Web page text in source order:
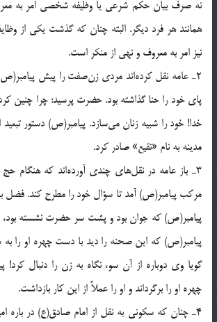
نه صرف بيان حکم شرعی يا وظيفه شخصی امر به
همانند هر فرد ديگر. البته چنان که گذشت يکی از
نيز امر به معروف و نهی از منکر است.
2ـ عامه نقل کرده‌اند مردی زن‌صفت را پيش
پای خود را حنا گذاشته بود. حضرت پرسيد: چرا چنين
خدا! خود را شبيه زنان می‌سازد. پيامبر(ص) دستور تبعيد
مدينه به نام «نقيع» صادر کرد.
3ـ باز عامه در نقل‌های چندی آورده‌اند که هنگام
مرکب پيامبر(ص) آمد تا سؤال خود را مطرح کند.
پيامبر(ص) که جوان بود و پشت سر حضرت نشسته
پيامبر(ص) که اين صحنه را ديد با دست چهره او را به
گويا وی دوباره از آن سو، نگاه به زن را دنبال کرد!
چهره او را برگرداند و او را عملاً از اين کار بازداشت.
4ـ چنان که سکونی به نقل از امام صادق(ع) در باره